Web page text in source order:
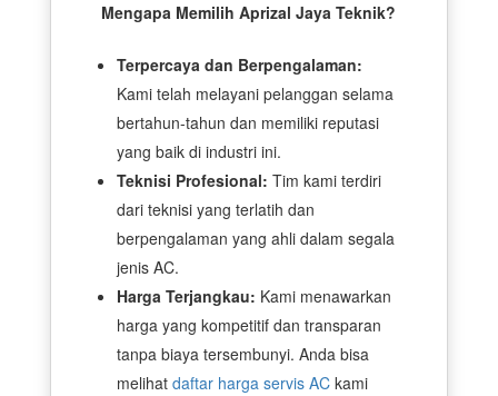
Mengapa Memilih Aprizal Jaya Teknik?
Terpercaya dan Berpengalaman:
Kami telah melayani pelanggan selama
bertahun-tahun dan memiliki reputasi
yang baik di industri ini.
Teknisi Profesional: Tim kami terdiri
dari teknisi yang terlatih dan
berpengalaman yang ahli dalam segala
jenis AC.
Harga Terjangkau: Kami menawarkan
harga yang kompetitif dan transparan
tanpa biaya tersembunyi. Anda bisa
melihat daftar harga servis ACkami